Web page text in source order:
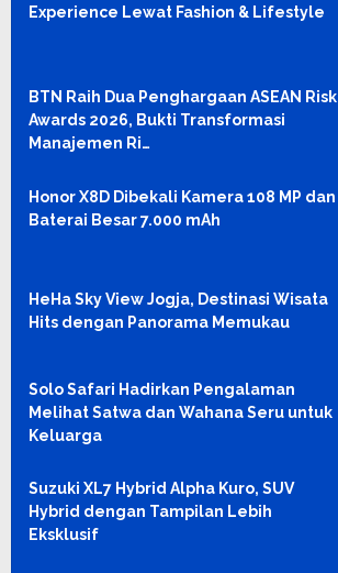
Experience Lewat Fashion & Lifestyle
BTN Raih Dua Penghargaan ASEAN Risk
Awards 2026, Bukti Transformasi
Manajemen Ri…
Honor X8D Dibekali Kamera 108 MP dan
Baterai Besar 7.000 mAh
HeHa Sky View Jogja, Destinasi Wisata
Hits dengan Panorama Memukau
Solo Safari Hadirkan Pengalaman
Melihat Satwa dan Wahana Seru untuk
Keluarga
Suzuki XL7 Hybrid Alpha Kuro, SUV
Hybrid dengan Tampilan Lebih
Eksklusif